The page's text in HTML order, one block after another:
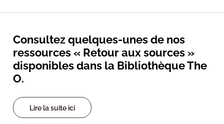
Consultez quelques-unes de nos
ressources « Retour aux sources »
disponibles dans la Bibliothèque The
O.
Lire la suite ici